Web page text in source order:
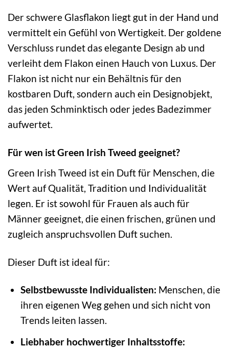
Der schwere Glasflakon liegt gut in der Hand und
vermittelt ein Gefühl von Wertigkeit. Der goldene
Verschluss rundet das elegante Design ab und
verleiht dem Flakon einen Hauch von Luxus. Der
Flakon ist nicht nur ein Behältnis für den
kostbaren Duft, sondern auch ein Designobjekt,
das jeden Schminktisch oder jedes Badezimmer
aufwertet.
Für wen ist Green Irish Tweed geeignet?
Green Irish Tweed ist ein Duft für Menschen, die
Wert auf Qualität, Tradition und Individualität
legen. Er ist sowohl für Frauen als auch für
Männer geeignet, die einen frischen, grünen und
zugleich anspruchsvollen Duft suchen.
Dieser Duft ist ideal für:
Selbstbewusste Individualisten: Menschen, die
ihren eigenen Weg gehen und sich nicht von
Trends leiten lassen.
Liebhaber hochwertiger Inhaltsstoffe: